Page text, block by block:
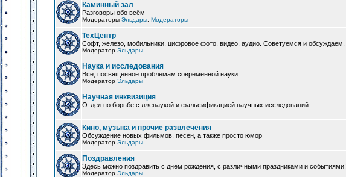
Каминный зал
Разговоры обо всём
Модераторы Эльдары Модераторы
ТехЦентр
Софт, железо, мобильники, цифровое фото, видео, аудио. Советуемся и обсуждаем.
Модератор Эльдары
Наука и исследования
Все, посвященное проблемам современной науки
Модератор Эльдары
Научная инквизиция
Отдел по борьбе с лженаукой и фальсификацией научных исследований
Кино, музыка и прочие развлечения
Обсуждение новых фильмов, песен, а также просто юмор
Модератор Эльдары
Поздравления
Здесь можно поздравить с днем рождения, с различными праздниками и событиями!
Модератор Эльдары